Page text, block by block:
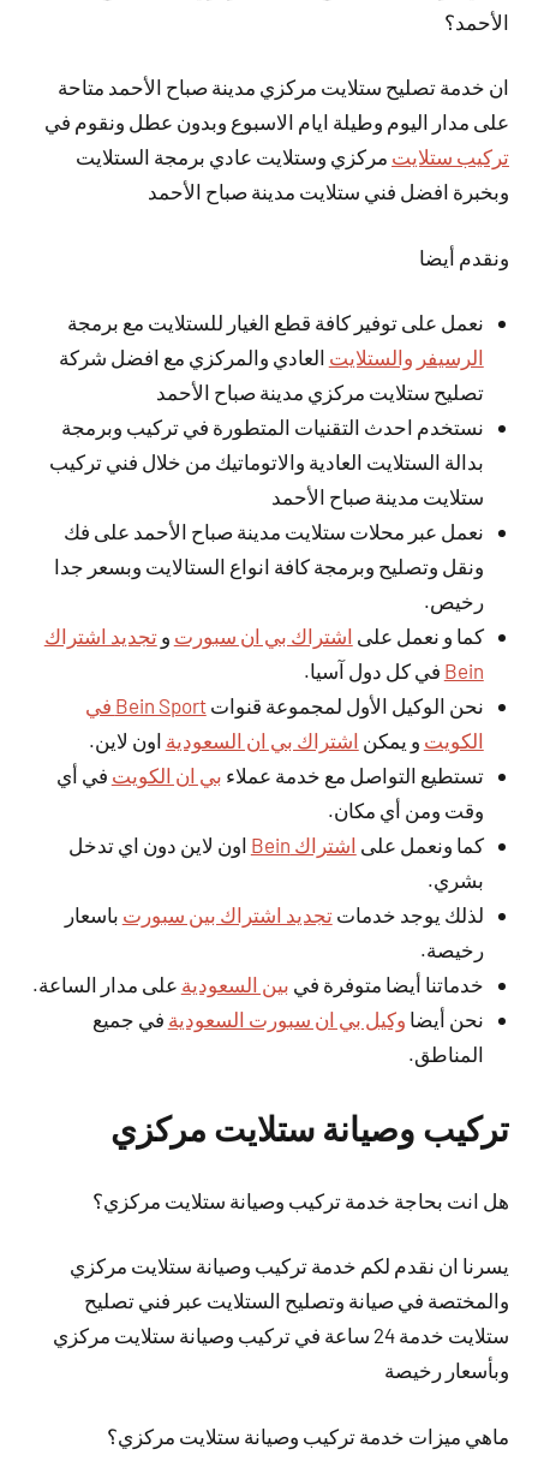
الأحمد؟
ان خدمة تصليح ستلايت مركزي مدينة صباح الأحمد متاحة
على مدار اليوم وطيلة ايام الاسبوع وبدون عطل ونقوم في
تركيب ستلايت مركزي وستلايت عادي برمجة الستلايت
وبخبرة افضل فني ستلايت مدينة صباح الأحمد
ونقدم أيضا
نعمل على توفير كافة قطع الغيار للستلايت مع برمجة
الرسيفر والستلايت العادي والمركزي مع افضل شركة
تصليح ستلايت مركزي مدينة صباح الأحمد
نستخدم احدث التقنيات المتطورة في تركيب وبرمجة
بدالة الستلايت العادية والاتوماتيك من خلال فني تركيب
ستلايت مدينة صباح الأحمد
نعمل عبر محلات ستلايت مدينة صباح الأحمد على فك
ونقل وتصليح وبرمجة كافة انواع الستالايت وبسعر جدا
رخيص.
كما و نعمل على اشتراك بي ان سبورت وتجديد اشتراك
Bein في كل دول آسيا.
نحن الوكيل الأول لمجموعة قنوات
Bein Sport في
الكويت و يمكن اشتراك بي ان السعودية اون لاين.
تستطيع التواصل مع خدمة عملاء بي ان الكويت في أي
وقت ومن أي مكان.
كما ونعمل على اشتراك Bein
اون لاين دون اي تدخل
بشري.
لذلك يوجد خدماتتجديد اشتراك بين سبورت باسعار
رخيصة.
خدماتنا أيضا متوفرة في بين السعودية على مدار الساعة.
نحن أيضا وكيل بي ان سبورت السعودية في جميع
المناطق.
تركيب وصيانة ستلايت مركزي
هل انت بحاجة خدمة تركيب وصيانة ستلايت مركزي؟
يسرنا ان نقدم لكم خدمة تركيب وصيانة ستلايت مركزي
والمختصة في صيانة وتصليح الستلايت عبر فني تصليح
ستلايت خدمة 24 ساعة في تركيب وصيانة ستلايت مركزي
وبأسعار رخيصة
ماهي ميزات خدمة تركيب وصيانة ستلايت مركزي؟